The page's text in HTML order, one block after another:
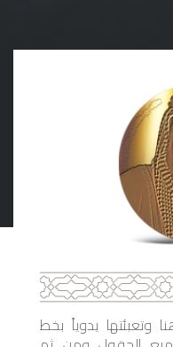
وتعبئتها يدوياً بخط